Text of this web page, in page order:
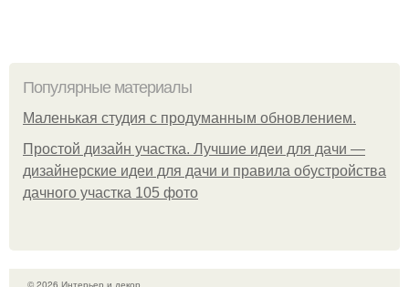
Популярные материалы
Маленькая студия с продуманным обновлением.
Простой дизайн участка. Лучшие идеи для дачи —
дизайнерские идеи для дачи и правила обустройства
дачного участка 105 фото
© 2026 Интерьер и декор